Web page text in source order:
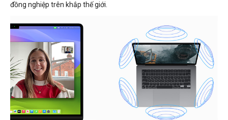
đồng nghiệp trên khắp thế giới.